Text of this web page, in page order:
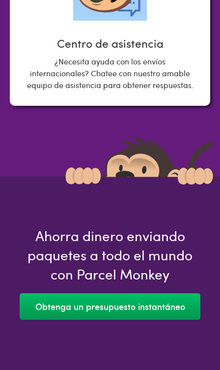
Centro de asistencia
¿Necesita ayuda con los envíos
internacionales? Chatee con nuestro amable
equipo de asistencia para obtener respuestas.
Ahorra dinero enviando
paquetes a todo el mundo
con Parcel Monkey
Obtenga un presupuesto instantáneo